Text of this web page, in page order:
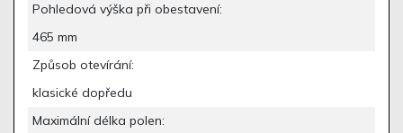
Pohledová výška při obestavení:
465 mm
Způsob otevírání:
klasické dopředu
Maximální délka polen: